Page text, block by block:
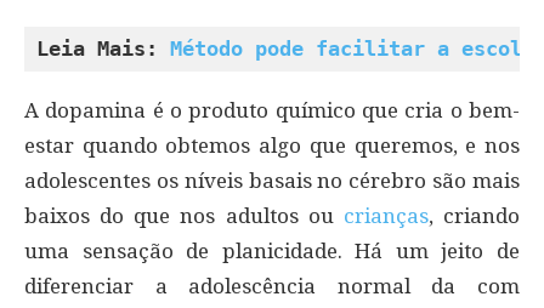
Leia Mais: Método pode facilitar a
A dopamina é o produto químico que cria o bem-
estar quando obtemos algo que queremos, e nos
adolescentes os níveis basais no cérebro são mais
baixos do que nos adultos ou crianças, criando
uma sensação de planicidade. Há um jeito de
diferenciar a adolescência normal da com